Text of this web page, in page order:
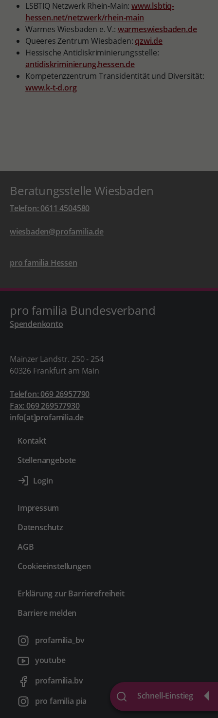
Schnell-Einstieg
LSBTIQ Netzwerk Rhein-Main: www.lsbtiq-
hessen.net/netzwerk/rhein-main
Warmes Wiesbaden e. V.: warmeswiesbaden.de
Queeres Zentrum Wiesbaden: qzwi.de
Hessische Antidiskriminierungsstelle:
antidiskriminierung.hessen.de
Kompetenzzentrum Transidentität und Diversität:
www.k-t-d.org
Beratungsstelle Wiesbaden
Telefon: 0611 4504580
wiesbaden@profamilia.de
pro familia Hessen
pro familia Bundesverband
Spendenkonto
Mainzer Landstr. 250 - 254
60326 Frankfurt am Main
Telefon: 069 26957790
Fax: 069 269577930
info[at]profamilia.de
Kontakt
Stellenangebote
Impressum
Datenschutz
AGB
Cookieeinstellungen
Erklärung zur Barrierefreiheit
Barriere melden
profamilia_bv
youtube
profamilia.bv
pro familia pia